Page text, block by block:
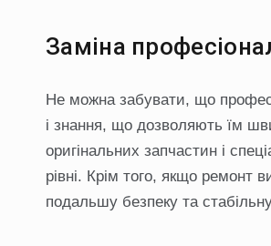
Заміна
Не можна забувати, що
і знання, що дозволяють їм
оригінальних запчастин і
рівні. Крім того, якщо ремонт
подальшу безпеку та